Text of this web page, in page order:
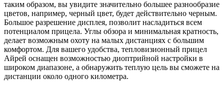
таким образом, вы увидите значительно большее разнообразие
цветов, например, черный цвет, будет действительно черным.
Большое разрешение дисплея, позволит насладиться всем
потенциалом прицела. Углы обзора и минимальная кратность,
делает возможным охоту на малых дистанциях с большим
комфортом. Для вашего удобства, тепловизионный прицел
Айрей оснащен возможностью диоптрийной настройки в
широком диапазоне, а обнаружить теплую цель вы сможете на
дистанции около одного километра.